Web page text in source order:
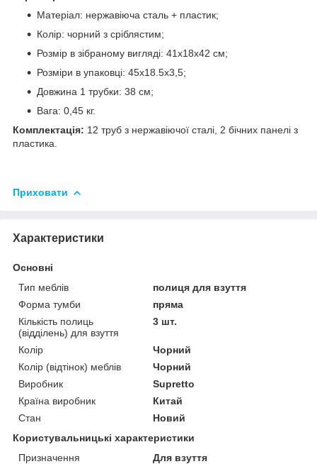
Матеріал: нержавіюча сталь + пластик;
Колір: чорний з сріблястим;
Розмір в зібраному вигляді: 41х18х42 см;
Розміри в упаковці: 45х18.5х3,5;
Довжина 1 трубки: 38 см;
Вага: 0,45 кг.
Комплектація: 12 труб з нержавіючої сталі, 2 бічних панелі з
пластика.
Приховати
Характеристики
Основні
Тип меблів
полиця для взуття
Форма тумби
пряма
Кількість полиць
(відділень) для взуття
3 шт.
Колір
Чорний
Колір (відтінок) меблів
Чорний
Виробник
Supretto
Країна виробник
Китай
Стан
Новий
Користувальницькі характеристики
Призначення
Для взуття